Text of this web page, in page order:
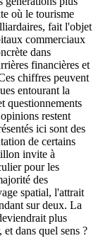
où le tourisme
fait l'objet
commerciaux
dans
financières et
chiffres peuvent
entourant la
questionnements
restent
ici sont des
de certains
invite à
pour les
des
spatial, l'attrait
sur deux. La
plus
dans quel sens ?